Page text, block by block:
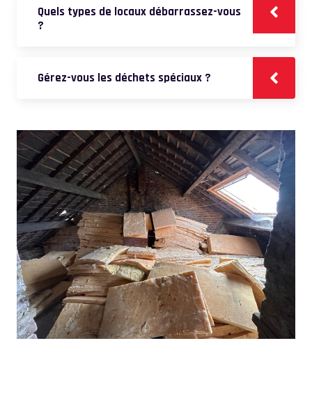
Quels types de locaux débarrassez-vous
?
Gérez-vous les déchets spéciaux ?